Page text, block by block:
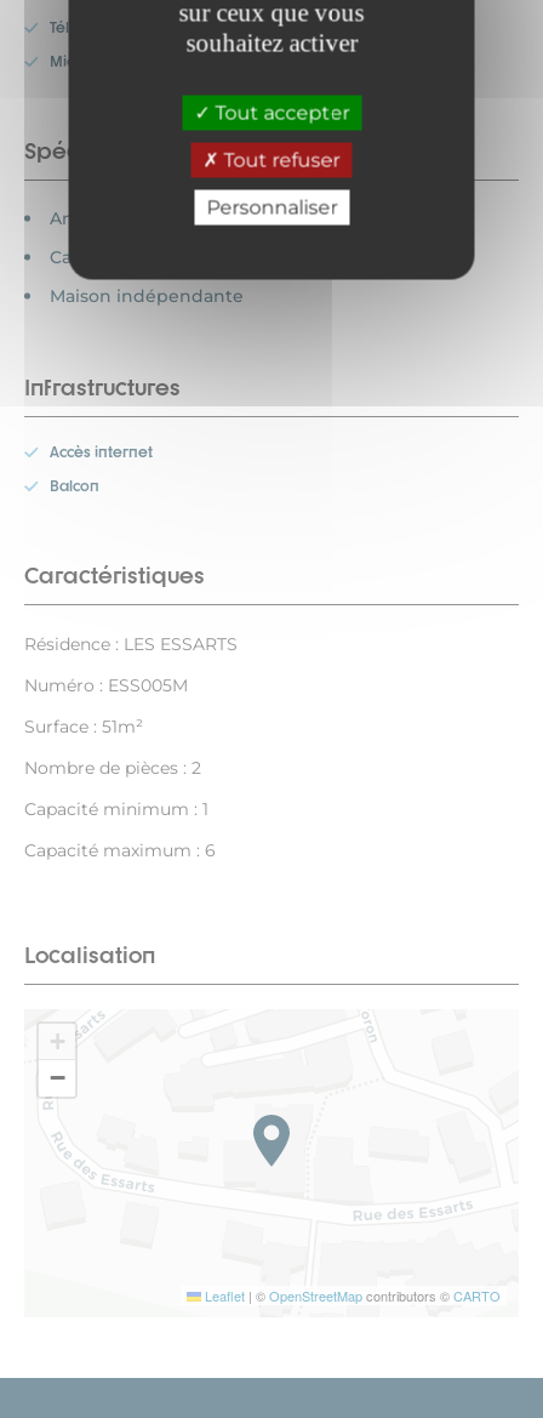
sur ceux que vous
souhaitez activer
Tout accepter
Tout refuser
Personnaliser
Télévision
Micro-onde
Spécificités
Animaux acceptés
Cartes bancaires acceptées
Maison indépendante
Infrastructures
Accès internet
Balcon
Caractéristiques
Résidence : LES ESSARTS
Numéro : ESS005M
Surface : 51m²
Nombre de pièces : 2
Capacité minimum : 1
Capacité maximum : 6
Localisation
+
−
Leaflet | ©OpenStreetMapcontributors ©CARTO